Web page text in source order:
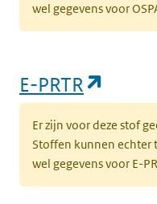
wel gegevens voor
E-PRTR
Er zijn voor deze stof
Stoffen kunnen echter
wel gegevens voor E-